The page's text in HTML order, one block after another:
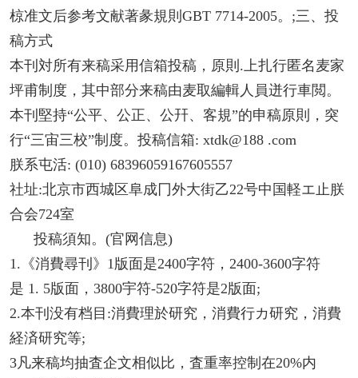
椋准文后参考文献著彖規則GBT 7714-2005。;三、投
稿方式
本刊対所有来稿采用信箱投稿，原則.上扎行匿名麦家
坪甫制度，其中部分来稿由麦取編輯人員迸行車閲。
本刊堅持“公平、公正、公幵、客規”的申稿原則，突
行“三宙三校”制度。投稿信箱: xtdk@188 .com
朕系屯活: (010) 68396059167605557
社址:北京市西城区阜成冂外大街乙22号中国軽エ止朕
合会724室
投稿須知。(官网信息)
1.《消費尋刊》1版面是2400字符，2400-3600字符
是 1. 5版面，3800宇符-520字符是2版面;
2.本刊没有档目:消費理於研究，消費行カ研究，消費
経済研究等;
3凡来稿均抽査企文相似比，査重率控制在20%内